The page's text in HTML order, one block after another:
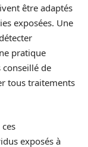
être adaptés
exposées. Une
pratique
de
tous traitements
exposés à